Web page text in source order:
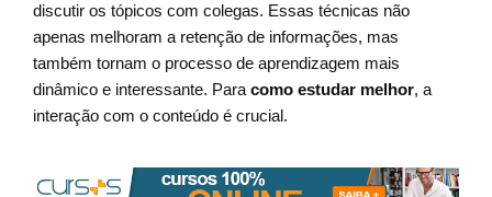
discutir os tópicos com colegas. Essas técnicas não
apenas melhoram a retenção de informações, mas
também tornam o processo de aprendizagem mais
dinâmico e interessante. Para como estudar melhor, a
interação com o conteúdo é crucial.